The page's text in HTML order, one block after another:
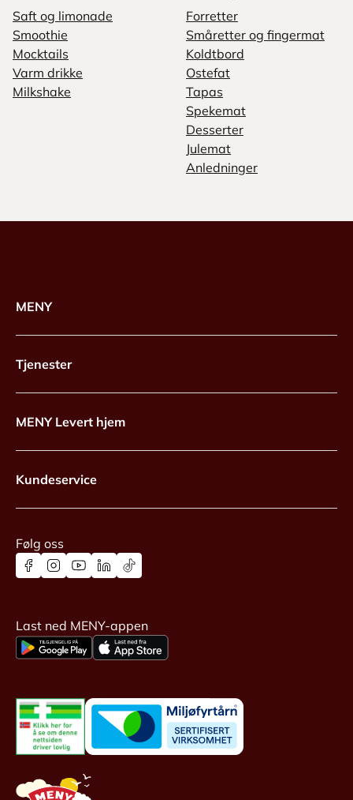
Saft og limonade
Smoothie
Mocktails
Varm drikke
Milkshake
Forretter
Småretter og fingermat
Koldtbord
Ostefat
Tapas
Spekemat
Desserter
Julemat
Anledninger
MENY
Tjenester
MENY Levert hjem
Kundeservice
Følg oss
Last ned MENY-appen